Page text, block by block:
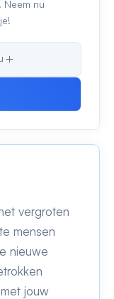
nu
vergroten
mensen
nieuwe
jouw